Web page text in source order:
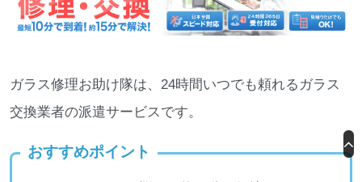
ガラス修理お助け隊は、24時間いつでも頼れるガラス
交換業者の派遣サービスです。
おすすめポイント